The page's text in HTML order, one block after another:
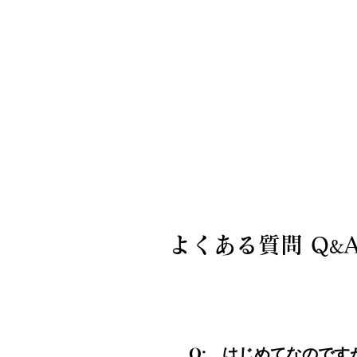
よくある質問 Q&
Q: はじめてなのです